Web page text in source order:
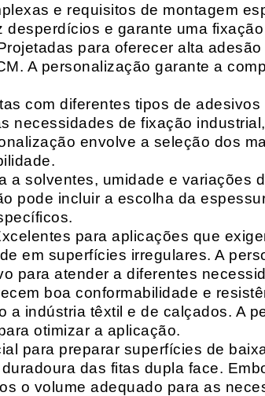
e requisitos de montagem
e garante uma
para oferecer alta
A personalização garante a
com diferentes tipos de
necessidades de fixação
envolve a seleção dos
a solventes, umidade e variações
pode incluir a escolha da
para aplicações que
em superfícies irregulares. A
para atender a diferentes
boa conformabilidade e
indústria têxtil e de calçados. A
otimizar a aplicação.
para preparar superfícies de
das fitas dupla face.
o volume adequado para as